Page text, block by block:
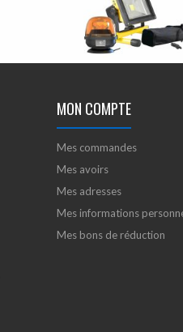
MON COMPTE
Mes commandes
Mes avoirs
Mes adresses
Mes informations
Mes bons de réduction